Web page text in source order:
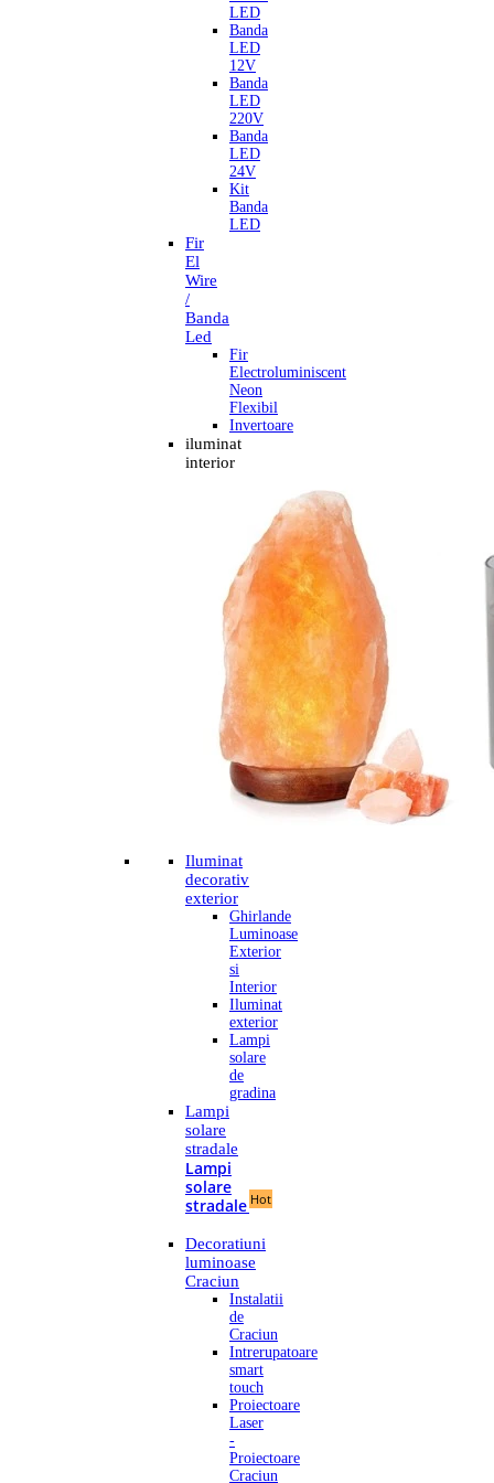
LED
Banda
LED
12V
Banda
LED
220V
Banda
LED
24V
Kit
Banda
LED
Fir
El
Wire
/
Banda
Led
Fir
Electroluminiscent
Neon
Flexibil
Invertoare
iluminat
interior
Iluminat
decorativ
exterior
Ghirlande
Luminoase
Exterior
si
Interior
Iluminat
exterior
Lampi
solare
de
gradina
Lampi
solare
stradale
Lampi
solare
stradale Hot
Decoratiuni
luminoase
Craciun
Instalatii
de
Craciun
Intrerupatoare
smart
touch
Proiectoare
Laser
-
Proiectoare
Craciun